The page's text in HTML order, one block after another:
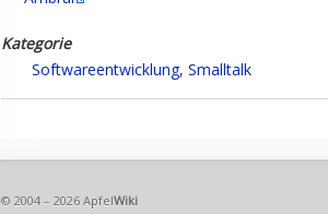
Kategorie
Softwareentwicklung, Smalltalk
© 2004 – 2026 ApfelWiki